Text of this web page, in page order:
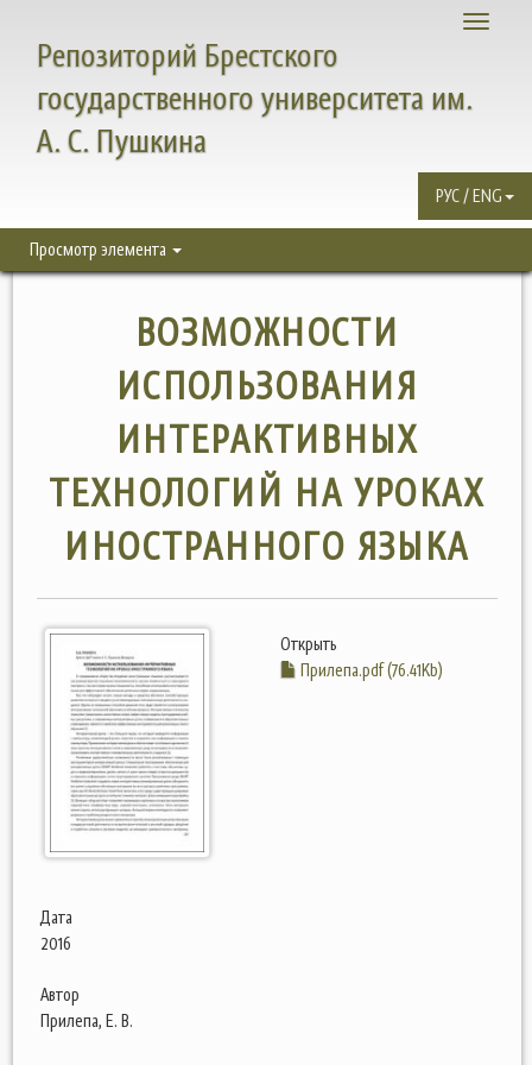
Toggle
Репозиторий Брестского
государственного университета им.
А. С. Пушкина
РУС / ENG
Просмотр элемента
ВОЗМОЖНОСТИ
ИСПОЛЬЗОВАНИЯ
ИНТЕРАКТИВНЫХ
ТЕХНОЛОГИЙ НА УРОКАХ
ИНОСТРАННОГО ЯЗЫКА
Открыть
Прилепа.pdf (76.41Kb)
Дата
2016
Автор
Прилепа, Е. В.